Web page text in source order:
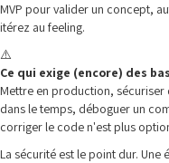
MVP pour valider un concept,
itérez au feeling.
⚠️
Ce qui exige (encore) des
Mettre en production,
dans le temps, déboguer un
corriger le code n'est plus
La sécurité est le point dur. Une